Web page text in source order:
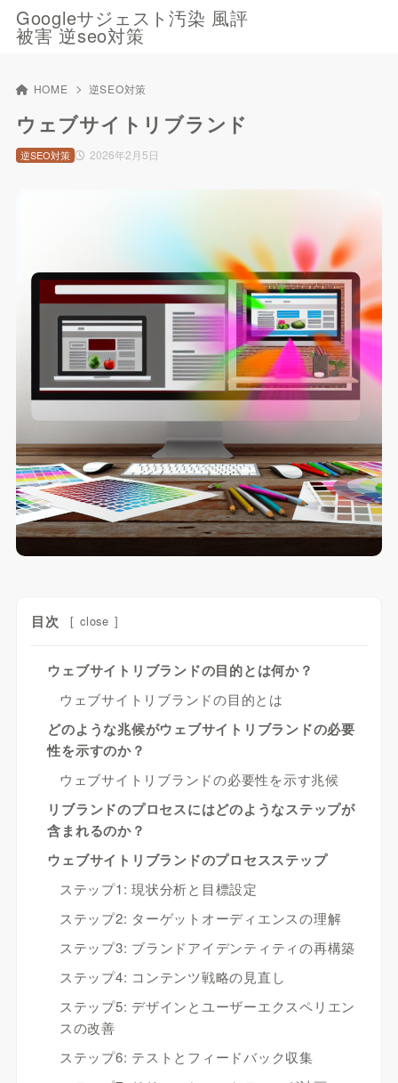
Googleサジェスト汚染 風評
被害 逆seo対策
HOME 逆SEO対策
ウェブサイトリブランド
2026年2月5日
逆SEO対策
目次 [ close ]
ウェブサイトリブランドの目的とは何か？
ウェブサイトリブランドの目的とは
どのような兆候がウェブサイトリブランドの必要
性を示すのか？
ウェブサイトリブランドの必要性を示す兆候
リブランドのプロセスにはどのようなステップが
含まれるのか？
ウェブサイトリブランドのプロセスステップ
ステップ1: 現状分析と目標設定
ステップ2: ターゲットオーディエンスの理解
ステップ3: ブランドアイデンティティの再構築
ステップ4: コンテンツ戦略の見直し
ステップ5: デザインとユーザーエクスペリエン
スの改善
ステップ6: テストとフィードバック収集